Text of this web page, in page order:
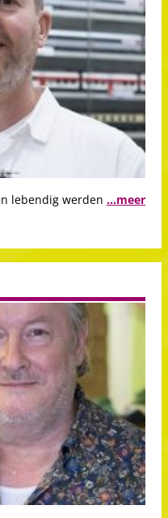
lebendig werden ...meer